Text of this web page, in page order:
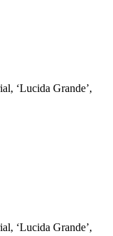
‘Lucida Grande’,
‘Lucida Grande’,